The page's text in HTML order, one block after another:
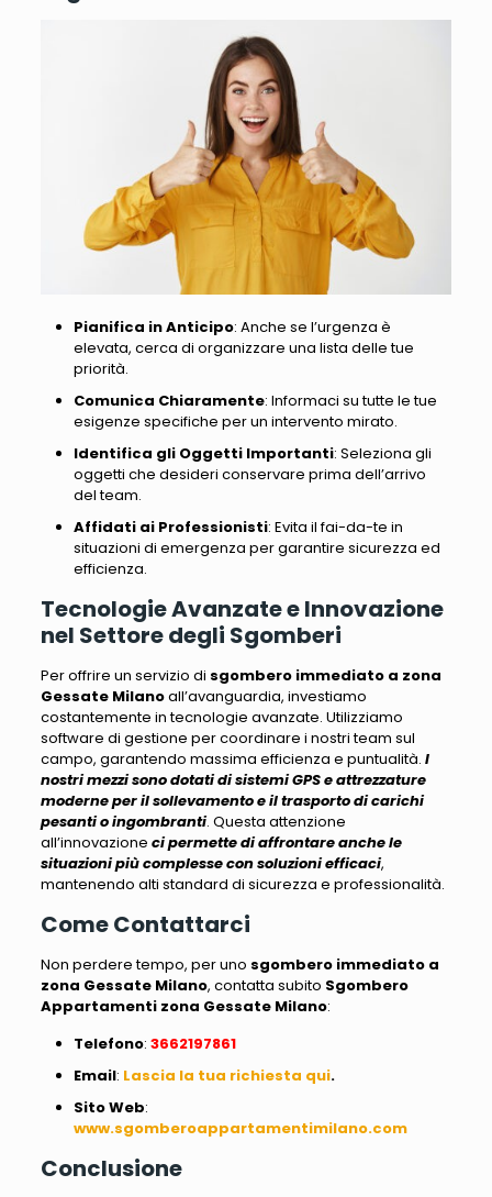
Pianifica in Anticipo: Anche se l’urgenza è
elevata, cerca di organizzare una lista delle tue
priorità.
Comunica Chiaramente: Informaci su tutte le tue
esigenze specifiche per un intervento mirato.
Identifica gli Oggetti Importanti: Seleziona gli
oggetti che desideri conservare prima dell’arrivo
del team.
Affidati ai Professionisti: Evita il fai-da-te in
situazioni di emergenza per garantire sicurezza ed
efficienza.
Tecnologie Avanzate e Innovazione
nel Settore degli Sgomberi
Per offrire un servizio di sgombero immediato a zona
Gessate Milanoall’avanguardia, investiamo
costantemente in tecnologie avanzate. Utilizziamo
software di gestione per coordinare i nostri team sul
campo, garantendo massima efficienza e puntualità. I
nostri mezzi sono dotati di sistemi GPS e attrezzature
moderneper il sollevamento e il trasporto di carichi
pesanti o ingombranti. Questa attenzione
all’innovazione ci permette di affrontare anche le
situazioni più complesse con soluzioni efficaci,
mantenendo alti standard di sicurezza e professionalità.
Come Contattarci
Non perdere tempo, per uno sgombero immediato a
zona Gessate Milano, contatta subito Sgombero
Appartamenti zona Gessate Milano:
Telefono: 3662197861
Email: Lascia la tua richiesta qui.
SitoWeb:
www.sgomberoappartamentimilano.com
Conclusione